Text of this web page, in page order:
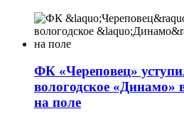
ФК «Череповец»
вологодское «Динамо»
на поле